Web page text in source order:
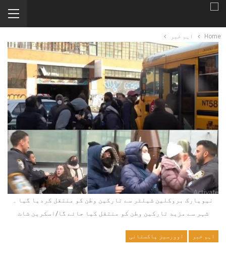
Home اہم خبر
نیویارک بروکلین شیلٹر سے تارکین وطن کو منتقل کردیا گیا ۔
شہر سے مزید تارکین وطن کو منتقل کیا جائے گا/اسکرین شاٹ
اہم خبر اوورسیز پاکستانی